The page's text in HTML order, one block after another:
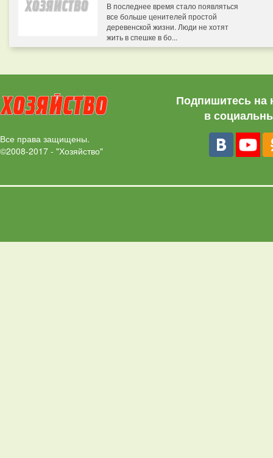
В последнее время стало появляться
все больше ценителей простой
деревенской жизни. Люди не хотят
жить в спешке в бо...
Все права защищены.
©2008-2017 - "Хозяйство"
Подпишитесь на
в